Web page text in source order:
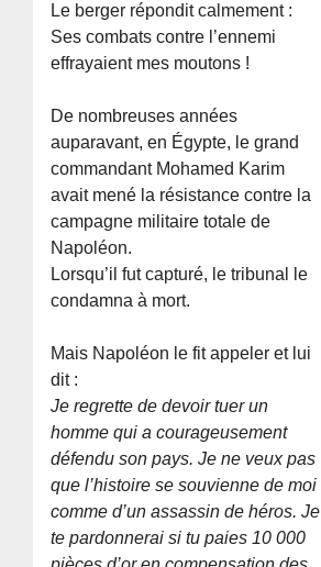
Le berger répondit calmement :
Ses combats contre l’ennemi
effrayaient mes moutons !
De nombreuses années
auparavant, en Égypte, le grand
commandant Mohamed Karim
avait mené la résistance contre la
campagne militaire totale de
Napoléon.
Lorsqu’il fut capturé, le tribunal le
condamna à mort.
Mais Napoléon le fit appeler et lui
dit :
Je regrette de devoir tuer un
homme qui a courageusement
défendu son pays. Je ne veux pas
que l’histoire se souvienne de moi
comme d’un assassin de héros. Je
te pardonnerai si tu paies 10 000